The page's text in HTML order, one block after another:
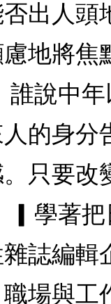
出人頭
地將焦
誰說中
的身分
只要改
▎學著把
誌編輯
場與工